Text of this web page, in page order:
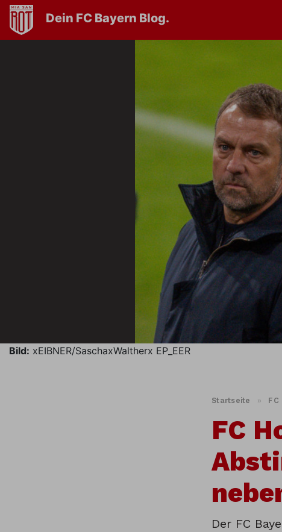
Dein FC Bayern Blog.
Bild: xEIBNER/SaschaxWaltherx EP_EER
Startseite » FC
FC
Der FC